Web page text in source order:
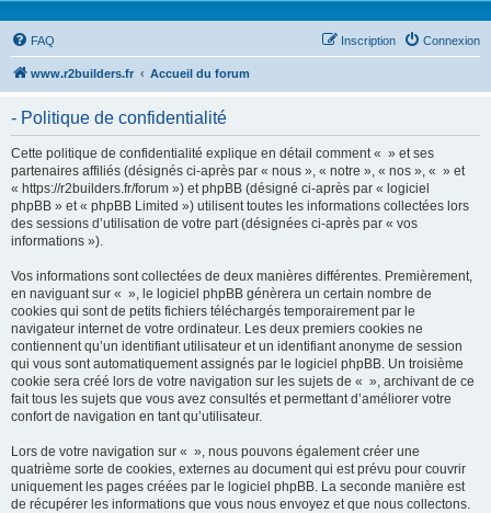
FAQ Connexion
Inscription
www.r2builders.fr Accueil du forum
- Politique de confidentialité
Cette politique de confidentialité explique en détail comment « » et ses
partenaires affiliés (désignés ci-après par « nous », « notre », « nos », « » et
« https://r2builders.fr/forum ») et phpBB (désigné ci-après par « logiciel
phpBB » et « phpBB Limited ») utilisent toutes les informations collectées lors
des sessions d’utilisation de votre part (désignées ci-après par « vos
informations »).
Vos informations sont collectées de deux manières différentes. Premièrement,
en naviguant sur « », le logiciel phpBB génèrera un certain nombre de
cookies qui sont de petits fichiers téléchargés temporairement par le
navigateur internet de votre ordinateur. Les deux premiers cookies ne
contiennent qu’un identifiant utilisateur et un identifiant anonyme de session
qui vous sont automatiquement assignés par le logiciel phpBB. Un troisième
cookie sera créé lors de votre navigation sur les sujets de « », archivant de ce
fait tous les sujets que vous avez consultés et permettant d’améliorer votre
confort de navigation en tant qu’utilisateur.
Lors de votre navigation sur « », nous pouvons également créer une
quatrième sorte de cookies, externes au document qui est prévu pour couvrir
uniquement les pages créées par le logiciel phpBB. La seconde manière est
de récupérer les informations que vous nous envoyez et que nous collectons.